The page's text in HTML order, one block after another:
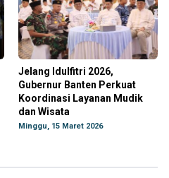
Jelang Idulfitri 2026,
Gubernur Banten Perkuat
Koordinasi Layanan Mudik
dan Wisata
Minggu, 15 Maret 2026